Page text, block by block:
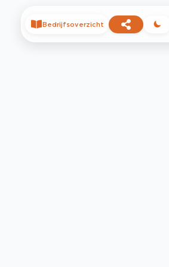
Bedrijfsoverzicht